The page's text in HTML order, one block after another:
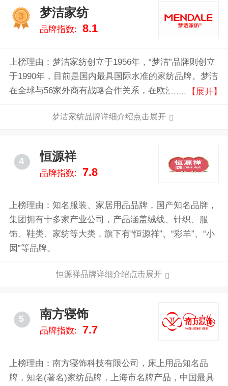
3
梦洁家纺
品牌指数: 8.1
上榜理由：梦洁家纺创立于1956年，“梦洁”品牌则创立
于1990年，目前是国内最具国际水准的家纺品牌。梦洁
在全球与56家外商有战略合作关系，在欧洲有300家零
地区，覆盖全球约100多个国家和地区。梦洁在国内家
立体仓库、行业首家省级技术中心、创立了国内第一个
专业的儿童家纺品牌，在2010年于A股上市。
【展开】
梦洁家纺品牌详细介绍点击展开
4 恒源祥
品牌指数: 7.8
上榜理由：知名服装、家居用品品牌，国产知名品牌，
集团拥有十多家产业公司，产品涵盖绒线、针织、服
饰、鞋类、家纺等大类，旗下有“恒源祥”、“彩羊”、“小
囡”等品牌。
恒源祥品牌详细介绍点击展开
5 南方寝饰
品牌指数: 7.7
上榜理由：南方寝饰科技有限公司，床上用品知名品
牌，知名(著名)家纺品牌，上海市名牌产品，中国最具